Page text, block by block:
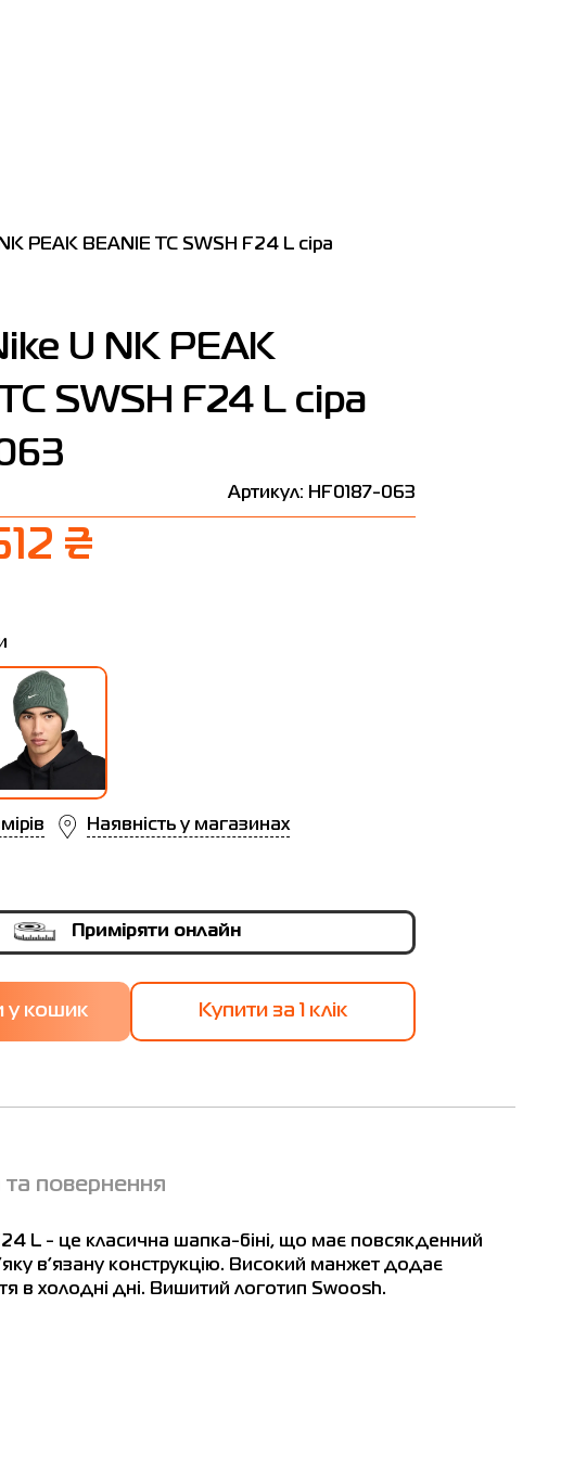
PEAK BEANIE TC SWSH F24 L сіра
U NK PEAK
SWSH F24 L сіра
Артикул: HF0187-063
₴
Наявність у магазинах
Приміряти онлайн
Купити за 1 клiк
повернення
L - це класична шапка-біні, що має повсякденний
в’язану конструкцію. Високий манжет додає
в холодні дні. Вишитий логотип Swoosh.